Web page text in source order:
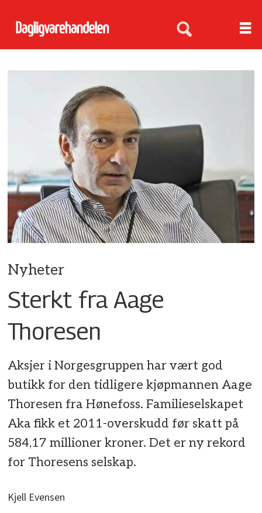
Nyheter
Sterkt fra Aage
Thoresen
Aksjer i Norgesgruppen har vært god
butikk for den tidligere kjøpmannen Aage
Thoresen fra Hønefoss. Familieselskapet
Aka fikk et 2011-overskudd før skatt på
584,17 millioner kroner. Det er ny rekord
for Thoresens selskap.
Kjell Evensen